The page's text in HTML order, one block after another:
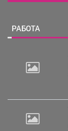
РАБОТА